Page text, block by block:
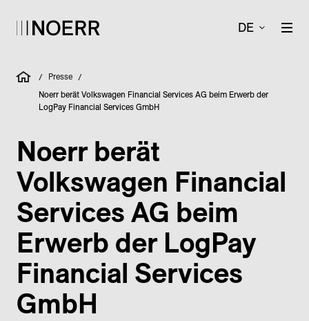
DE
/ Presse /
Noerr berät Volkswagen Financial Services AG beim Erwerb der
LogPay Financial Services GmbH
Noerr berät
Volkswagen Financial
Services AG beim
Erwerb der LogPay
Financial Services
GmbH